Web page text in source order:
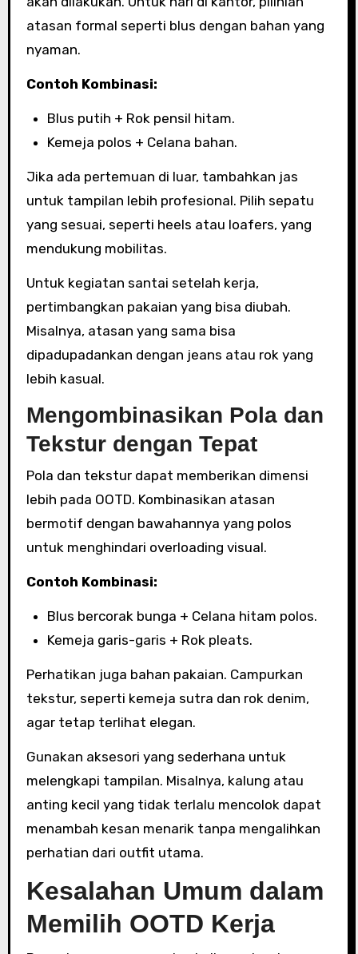
atasan formal seperti blus dengan bahan yang
nyaman.
Contoh Kombinasi:
Blus putih + Rok pensil hitam.
Kemeja polos + Celana bahan.
Jika ada pertemuan di luar, tambahkan jas
untuk tampilan lebih profesional. Pilih sepatu
yang sesuai, seperti heels atau loafers, yang
mendukung mobilitas.
Untuk kegiatan santai setelah kerja,
pertimbangkan pakaian yang bisa diubah.
Misalnya, atasan yang sama bisa
dipadupadankan dengan jeans atau rok yang
lebih kasual.
Mengombinasikan Pola dan
Tekstur dengan Tepat
Pola dan tekstur dapat memberikan dimensi
lebih pada OOTD. Kombinasikan atasan
bermotif dengan bawahannya yang polos
untuk menghindari overloading visual.
Contoh Kombinasi:
Blus bercorak bunga + Celana hitam polos.
Kemeja garis-garis + Rok pleats.
Perhatikan juga bahan pakaian. Campurkan
tekstur, seperti kemeja sutra dan rok denim,
agar tetap terlihat elegan.
Gunakan aksesori yang sederhana untuk
melengkapi tampilan. Misalnya, kalung atau
anting kecil yang tidak terlalu mencolok dapat
menambah kesan menarik tanpa mengalihkan
perhatian dari outfit utama.
Kesalahan Umum dalam
Memilih OOTD Kerja